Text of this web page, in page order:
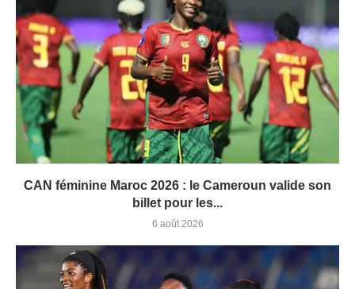
CAN féminine Maroc 2026 : le Cameroun valide son
billet pour les...
6 août 2026